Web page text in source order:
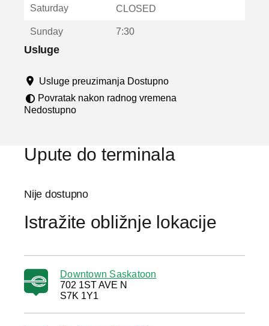
u
Saturday CLOSED
Sunday 7:30
Usluge
Usluge preuzimanja Dostupno
Povratak nakon radnog vremena
Nedostupno
Upute do terminala
Nije dostupno
Istražite obližnje lokacije
Downtown Saskatoon
702 1ST AVE N
S7K 1Y1